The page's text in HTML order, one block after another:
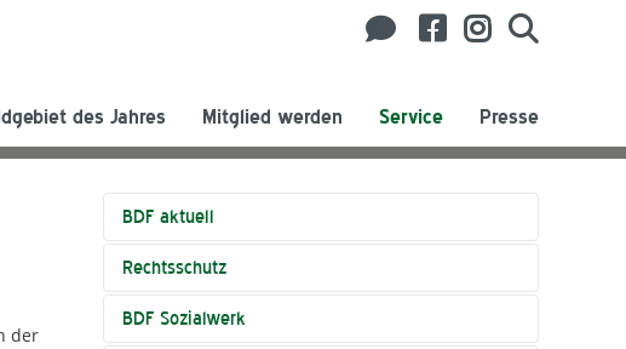
des Jahres Mitglied werden Service Presse
der
BDF aktuell
Rechtsschutz
BDF Sozialwerk